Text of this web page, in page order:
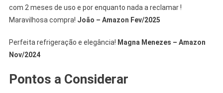
com 2 meses de uso e por enquanto nada a reclamar !
Maravilhosa compra! João – Amazon Fev/2025
Perfeita refrigeração e elegância! Magna Menezes – Amazon
Nov/2024
Pontos a Considerar